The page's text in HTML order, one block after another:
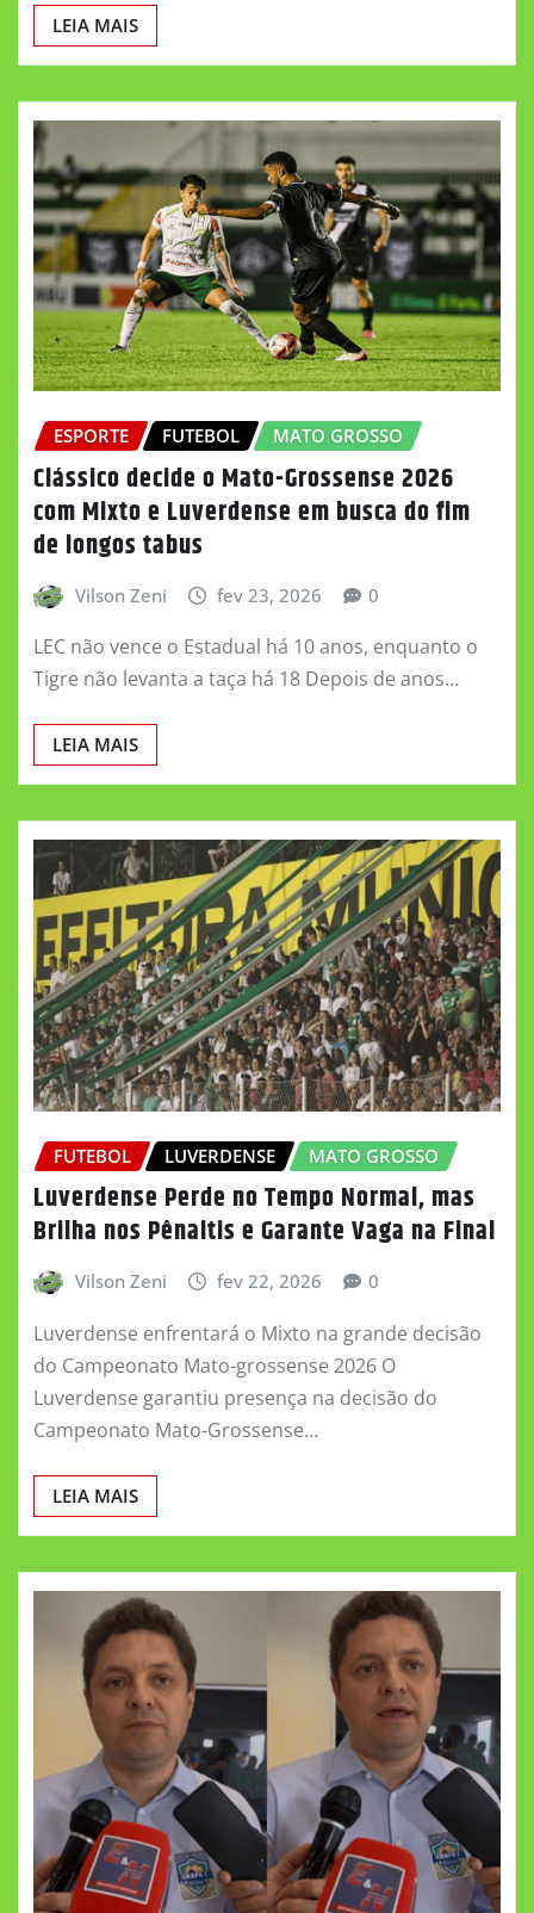
LEIA MAIS
ESPORTE FUTEBOL MATO GROSSO
Clássico decide o Mato-Grossense 2026
com Mixto e Luverdense em busca do fim
de longos tabus
Vilson Zeni fev 23, 2026 0
LEC não vence o Estadual há 10 anos, enquanto o
Tigre não levanta a taça há 18 Depois de anos…
LEIA MAIS
FUTEBOL LUVERDENSE MATO GROSSO
Luverdense Perde no Tempo Normal, mas
Brilha nos Pênaltis e Garante Vaga na Final
Vilson Zeni fev 22, 2026 0
Luverdense enfrentará o Mixto na grande decisão
do Campeonato Mato-grossense 2026 O
Luverdense garantiu presença na decisão do
Campeonato Mato-Grossense…
LEIA MAIS